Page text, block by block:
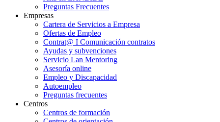
Preguntas Frecuentes
Empresas
Cartera de Servicios a Empresa
Ofertas de Empleo
Contrat@ I Comunicación contratos
Ayudas y subvenciones
Servicio Lan Mentoring
Asesoría online
Empleo y Discapacidad
Autoempleo
Preguntas frecuentes
Centros
Centros de formación